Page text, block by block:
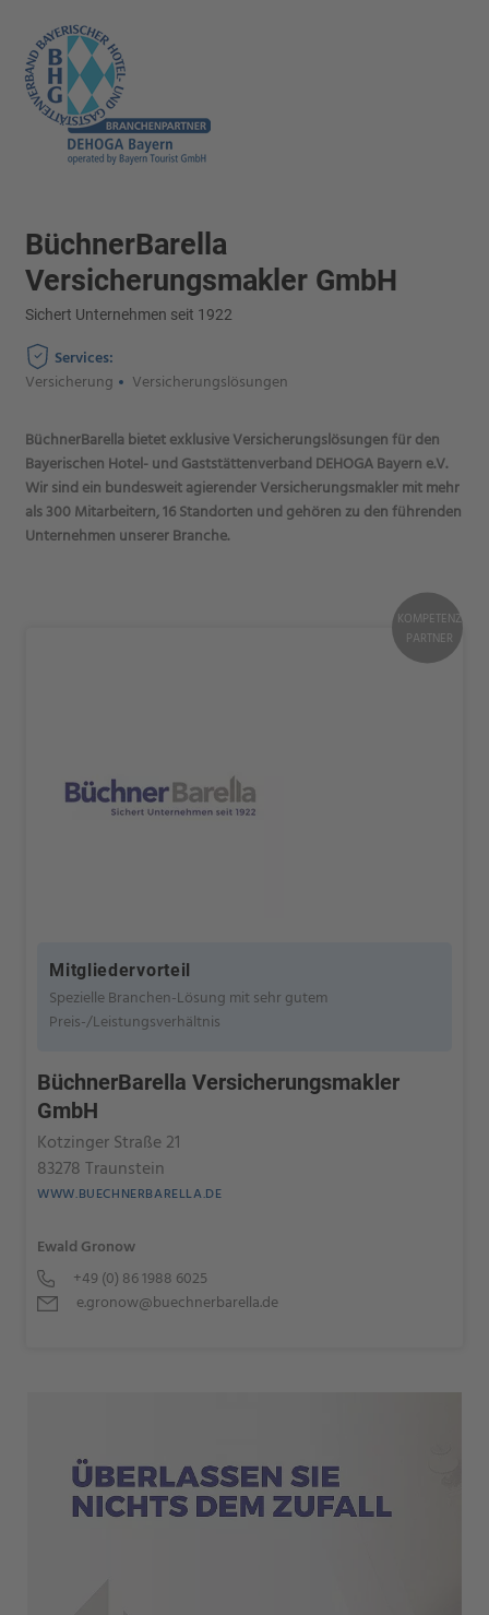
KOMPETENZ
PARTNER
Mitgliedervorteil
Spezielle Branchen-Lösung mit sehr gutem
Preis-/Leistungsverhältnis
BüchnerBarella Versicherungsmakler
GmbH
Kotzinger Straße 21
83278 Traunstein
WWW.BUECHNERBARELLA.DE
Ewald Gronow
+49 (0) 86 1988 6025
e.gronow@buechnerbarella.de
BüchnerBarella
Versicherungsmakler GmbH
Sichert Unternehmen seit 1922
Services:
Versicherung
Versicherungslösungen
BüchnerBarella bietet exklusive Versicherungslösungen für den
Bayerischen Hotel- und Gaststättenverband DEHOGA Bayern e.V.
Wir sind ein bundesweit agierender Versicherungsmakler mit mehr
als 300 Mitarbeitern, 16 Standorten und gehören zu den führenden
Unternehmen unserer Branche.